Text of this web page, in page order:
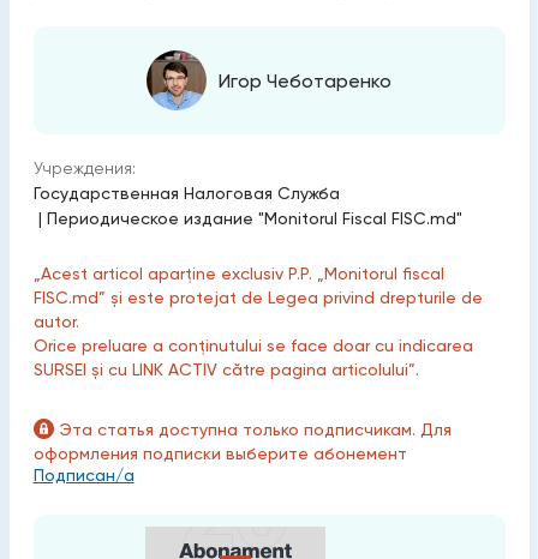
Игор Чеботаренко
Учреждения:
Государственная Налоговая Служба
| Периодическое издание "Monitorul Fiscal FISC.md"
„Acest articol aparține exclusiv P.P. „Monitorul fiscal
FISC.md” și este protejat de Legea privind drepturile de
autor.
Orice preluare a conținutului se face doar cu indicarea
SURSEI și cu LINK ACTIV către pagina articolului”.
Эта статья доступна только подписчикам. Для
оформления подписки выберите абонемент
Подписан/а